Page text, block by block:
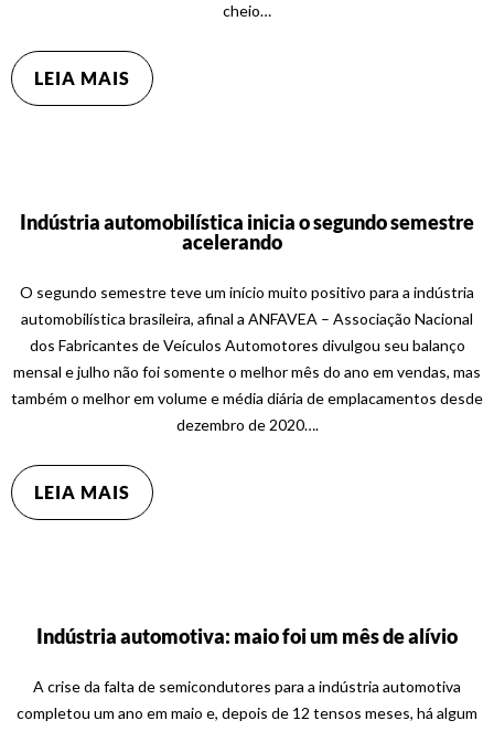
cheio…
LEIA MAIS
Indústria automobilística inicia o segundo semestre
acelerando
O segundo semestre teve um início muito positivo para a indústria
automobilística brasileira, afinal a ANFAVEA – Associação Nacional
dos Fabricantes de Veículos Automotores divulgou seu balanço
mensal e julho não foi somente o melhor mês do ano em vendas, mas
também o melhor em volume e média diária de emplacamentos desde
dezembro de 2020….
LEIA MAIS
Indústria automotiva: maio foi um mês de alívio
A crise da falta de semicondutores para a indústria automotiva
completou um ano em maio e, depois de 12 tensos meses, há algum